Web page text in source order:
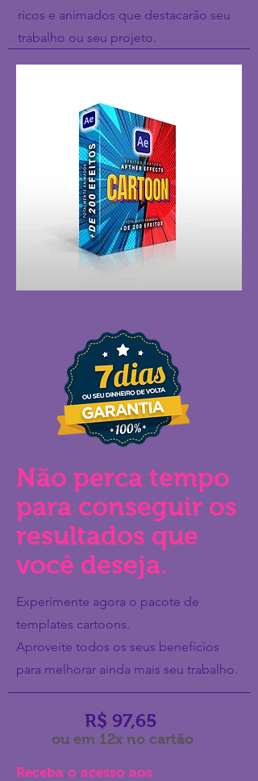
ricos e animados que destacarão seu
trabalho ou seu projeto.
Não perca tempo
para conseguir os
resultados que
você deseja.
Experimente agora o pacote de
templates cartoons.
Aproveite todos os seus benefícios
para melhorar ainda mais seu trabalho.
R$ 97,65
ou em 12x no cartão
Receba o acesso aos